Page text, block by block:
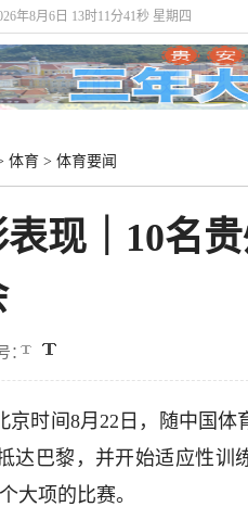
年8月6日 13时11分41秒 星期四
体育 > 体育要闻
现｜10名
：
京时间8月22日，随中国体
达巴黎，并开始适应性训
大项的比赛。